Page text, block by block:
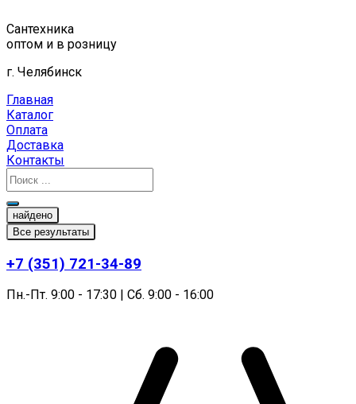
к
содержимому
Сантехника
оптом и в розницу
г. Челябинск
Главная
Каталог
Оплата
Доставка
Контакты
найдено
Все результаты
+7 (351) 721-34-89
Пн.-Пт. 9:00 - 17:30 | Сб. 9:00 - 16:00